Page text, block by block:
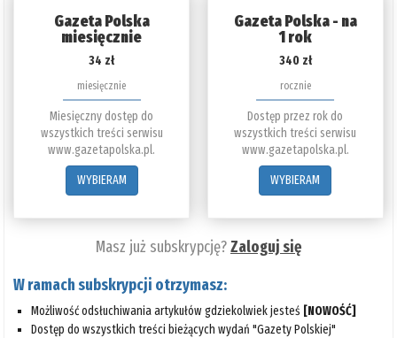
Gazeta Polska
miesięcznie
34 zł
miesięcznie
Miesięczny dostęp do
wszystkich treści serwisu
www.gazetapolska.pl.
WYBIERAM
Gazeta Polska - na
1 rok
340 zł
rocznie
Dostęp przez rok do
wszystkich treści serwisu
www.gazetapolska.pl.
WYBIERAM
Masz już subskrypcję?Zaloguj się
W ramach subskrypcji otrzymasz:
Możliwość odsłuchiwania artykułów gdziekolwiek jesteś [NOWOŚĆ]
Dostęp do wszystkich treści bieżących wydań "Gazety Polskiej"